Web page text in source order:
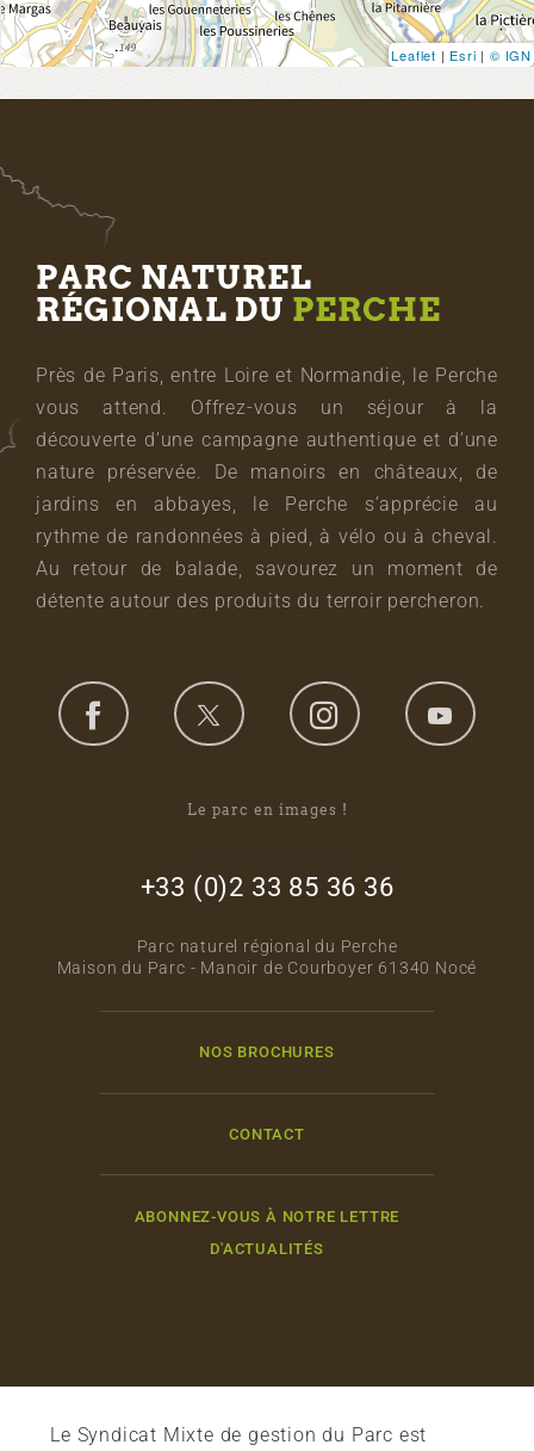
Leaflet | Esri | © IGN
PARC NATUREL
RÉGIONAL DU PERCHE
Près de Paris, entre Loire et Normandie, le Perche
vous attend. Offrez-vous un séjour à la
découverte d’une campagne authentique et d’une
nature préservée. De manoirs en châteaux, de
jardins en abbayes, le Perche s’apprécie au
rythme de randonnées à pied, à vélo ou à cheval.
Au retour de balade, savourez un moment de
détente autour des produits du terroir percheron.
Le parc en images !
+33 (0)2 33 85 36 36
Parc naturel régional du Perche
Maison du Parc - Manoir de Courboyer 61340 Nocé
NOS BROCHURES
CONTACT
ABONNEZ-VOUS À NOTRE LETTRE
D'ACTUALITÉS
Le Syndicat Mixte de gestion du Parc est